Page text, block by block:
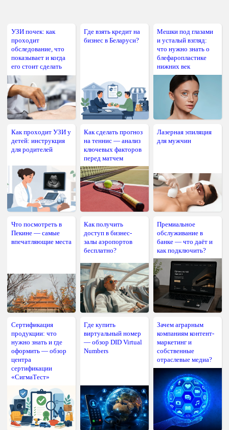
УЗИ почек: как
проходит
обследование, что
показывает и когда
его стоит сделать
Где взять кредит на
бизнес в Беларуси?
Мешки под глазами
и усталый взгляд:
что нужно знать о
блефаропластике
нижних век
Как проходит УЗИ у
детей: инструкция
для родителей
Как сделать прогноз
на теннис — анализ
ключевых факторов
перед матчем
Лазерная эпиляция
для мужчин
Что посмотреть в
Пекине — самые
впечатляющие места
Как получить
доступ в бизнес-
залы аэропортов
бесплатно?
Премиальное
обслуживание в
банке — что даёт и
как подключить?
Сертификация
продукции: что
нужно знать и где
оформить — обзор
центра
сертификации
«СигмаТест»
Где купить
виртуальный номер
— обзор DID Virtual
Numbers
Зачем аграрным
компаниям контент-
маркетинг и
собственные
отраслевые медиа?